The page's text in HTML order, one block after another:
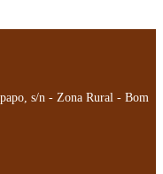
s/n - Zona Rural - Bom